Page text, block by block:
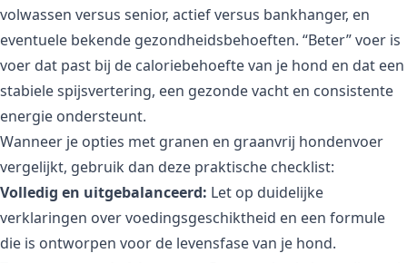
volwassen versus senior, actief versus bankhanger, en
eventuele bekende gezondheidsbehoeften. “Beter” voer is
voer dat past bij de caloriebehoefte van je hond en dat een
stabiele spijsvertering, een gezonde vacht en consistente
energie ondersteunt.
Wanneer je opties met granen en graanvrij hondenvoer
vergelijkt, gebruik dan deze praktische checklist:
Volledig en uitgebalanceerd: Let op duidelijke
verklaringen over voedingsgeschiktheid en een formule
die is ontworpen voor de levensfase van je hond.